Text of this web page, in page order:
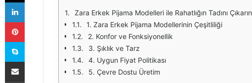
Zara Erkek Pijama Modelleri ile Rahatlığın Tadını Çıkarın
1. Zara Erkek Pijama Modellerinin Çeşitliliği
2. Konfor ve Fonksiyonellik
3. Şıklık ve Tarz
4. Uygun Fiyat Politikası
5. Çevre Dostu Üretim
LinkedIn
Pinterest
Skype
E-Posta ile paylaş